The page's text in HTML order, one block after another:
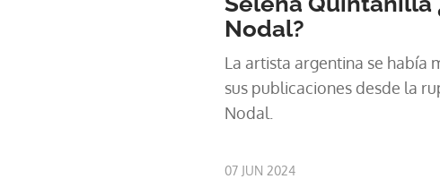
Nodal?
La artista argentina se había
sus publicaciones desde la
Nodal.
07 JUN 2024